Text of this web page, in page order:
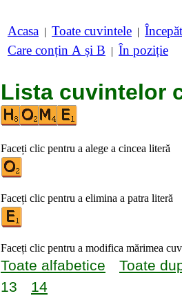
Acasa | Toate cuvintele |
Care conțin A și B | În poziție
Lista cuvintelor
Faceți clic pentru a alege a cincea literă
Faceți clic pentru a elimina a patra literă
Faceți clic pentru a modifica mărimea
Toate alfabetice Toate
13
14